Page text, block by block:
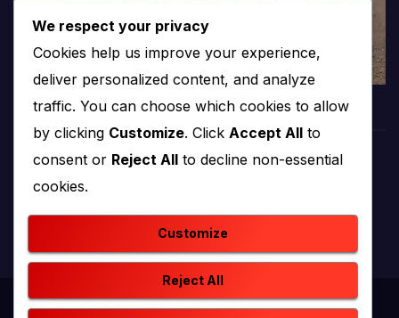
produkcija i emitiranje tv programa
Proudly powered by WordPress|Theme: newstack by
We respect your privacy
Cookies help us improve your experience,
deliver personalized content, and analyze
traffic. You can choose which cookies to allow
by clicking Customize. Click Accept All to
consent or Reject All to decline non-essential
cookies.
Customize
Reject All